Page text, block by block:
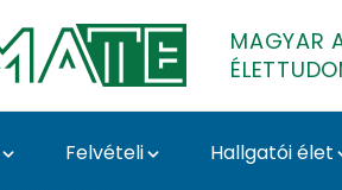
MAGYAR
Felvételi Hallgatói élet